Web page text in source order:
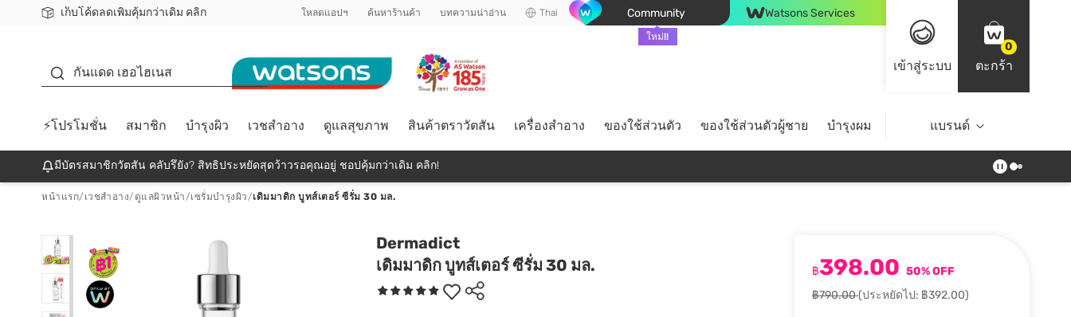
เก็บโค้ดลดเพิ่มคุ้มกว่าเดิม คลิก
ชอปออนไลน์ครั้งแรก ลดเพิ่มจุก ๆ 10%! 🎉
📦ส่งฟรี! เมื่อชอป 499฿
สมาชิกวัตสัน คลับดียังไง? โหลดแอปฯ ค้นหาร้านค้า บทความน่าอ่าน Thai Community
ใหม่!!
Watsons Services
เข้าสู่ระบบ
0
ตะกร้า
กันแดด เฮอไฮเนส
⚡โปรโมชั่น สมาชิก บำรุงผิว เวชสำอาง ดูแลสุขภาพ สินค้าตราวัตสัน เครื่องสำอาง ของใช้ส่วนตัว ของใช้ส่วนตัวผู้ชาย บำรุงผม ไลฟ์สไตล์ Top Brands
แบรนด์
มีบัตรสมาชิกวัตสัน คลับรึยัง? สิทธิประหยัดสุดว้าวรอคุณอยู่ ชอปคุ้มกว่าเดิม คลิก!
หน้าแรก/ เวชสำอาง/ ดูแลผิวหน้า/เซรั่มบำรุงผิว/เดิมมาดิก บูทส์เตอร์ ซีรั่ม 30 มล.
Dermadict
เดิมมาดิก บูทส์เตอร์ ซีรั่ม 30 มล.
฿398.00 50% OFF
฿790.00(ประหยัดไป: ฿392.00)